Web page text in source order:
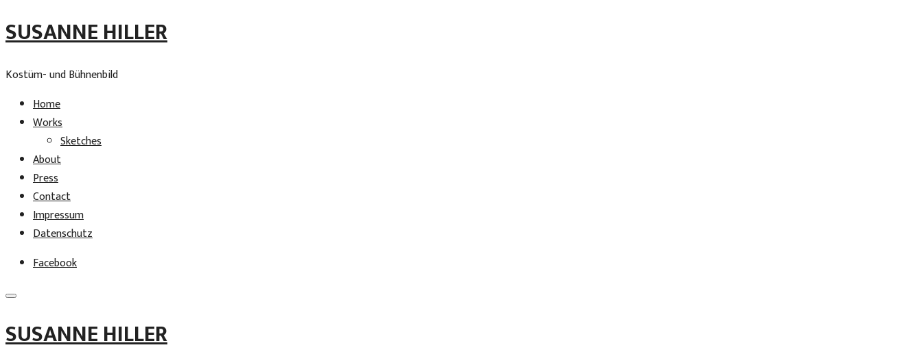
SUSANNE HILLER
Kostüm- und Bühnenbild
Home
Works
Sketches
About
Press
Contact
Impressum
Datenschutz
Facebook
Skip
to
SUSANNE HILLER